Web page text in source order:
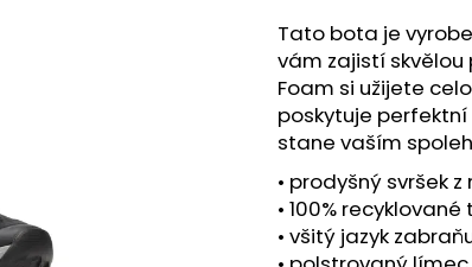
z
5
hvězdiček.
Tato bota je
vám zajistí skvělou
Foam si užijete
poskytuje
stane vaším
• prodyšný svršek
• 100%
• všitý jazyk